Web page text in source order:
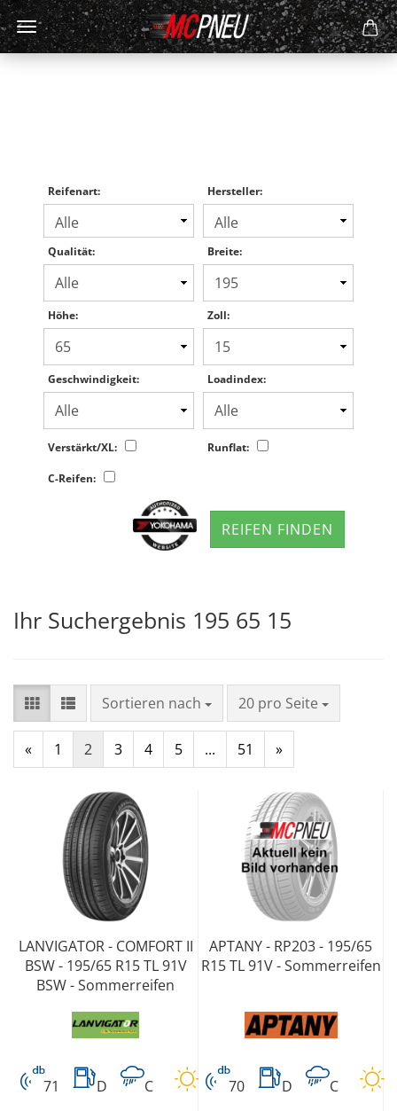
Reifenart: Hersteller:
Qualität: Breite:
Höhe: Zoll:
Geschwindigkeit: Loadindex:
Verstärkt/XL: Runflat:
C-Reifen:
REIFEN FINDEN
Ihr Suchergebnis 195 65 15
Sortieren nach 20 pro Seite
« 1 2 3 4 5 ... 51 »
LANVIGATOR - COMFORT II
BSW - 195/65 R15 TL 91V
BSW - Sommerreifen
71 D C
APTANY - RP203 - 195/65
R15 TL 91V - Sommerreifen
70 D C